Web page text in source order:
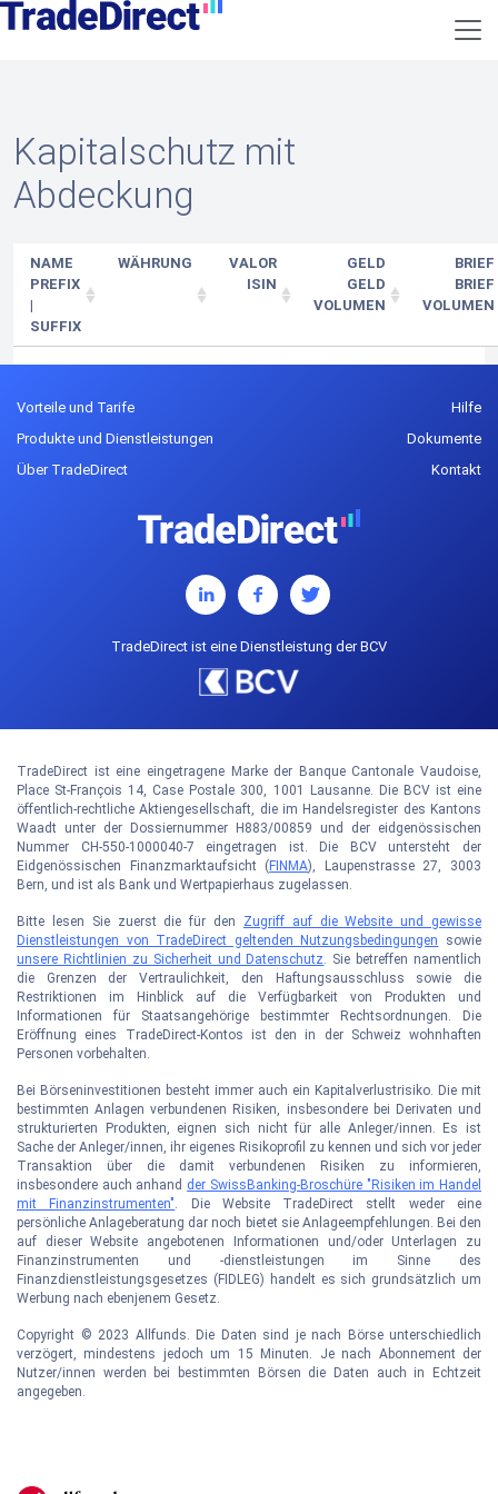
Kapitalschutz mit
Abdeckung
NAME
PREFIX
|
SUFFIX
WÄHRUNG
VALOR
ISIN
GELD
GELD
VOLUMEN
BRIEF
BRIEF
VOLUMEN
Vorteile und Tarife
Produkte und Dienstleistungen
Über TradeDirect
Hilfe
Dokumente
Kontakt
TradeDirect ist eine Dienstleistung der BCV
TradeDirect ist eine eingetragene Marke der Banque Cantonale Vaudoise,
Place St-François 14, Case Postale 300, 1001 Lausanne. Die BCV ist eine
öffentlich-rechtliche Aktiengesellschaft, die im Handelsregister des Kantons
Waadt unter der Dossiernummer H883/00859 und der eidgenössischen
Nummer CH-550-1000040-7 eingetragen ist. Die BCV untersteht der
Eidgenössischen Finanzmarktaufsicht (FINMA), Laupenstrasse 27, 3003
Bern, und ist als Bank und Wertpapierhaus zugelassen.
Bitte lesen Sie zuerst die für den Zugriff auf die Website und gewisse
Dienstleistungen von TradeDirect geltenden Nutzungsbedingungen
sowie
unsere Richtlinien zu Sicherheit und Datenschutz. Sie betreffen namentlich
die Grenzen der Vertraulichkeit, den Haftungsausschluss sowie die
Restriktionen im Hinblick auf die Verfügbarkeit von Produkten und
Informationen für Staatsangehörige bestimmter Rechtsordnungen. Die
Eröffnung eines TradeDirect-Kontos ist den in der Schweiz wohnhaften
Personen vorbehalten.
Bei Börseninvestitionen besteht immer auch ein Kapitalverlustrisiko. Die mit
bestimmten Anlagen verbundenen Risiken, insbesondere bei Derivaten und
strukturierten Produkten, eignen sich nicht für alle Anleger/innen. Es ist
Sache der Anleger/innen, ihr eigenes Risikoprofil zu kennen und sich vor jeder
Transaktion über die damit verbundenen Risiken zu informieren,
insbesondere auch anhand der SwissBanking-Broschüre "Risiken im Handel
mit Finanzinstrumenten". Die Website TradeDirect stellt weder eine
persönliche Anlageberatung dar noch bietet sie Anlageempfehlungen. Bei den
auf dieser Website angebotenen Informationen und/oder Unterlagen zu
Finanzinstrumenten und -dienstleistungen im Sinne des
Finanzdienstleistungsgesetzes (FIDLEG) handelt es sich grundsätzlich um
Werbung nach ebenjenem Gesetz.
Copyright © 2023 Allfunds. Die Daten sind je nach Börse unterschiedlich
verzögert, mindestens jedoch um 15 Minuten. Je nach Abonnement der
Nutzer/innen werden bei bestimmten Börsen die Daten auch in Echtzeit
angegeben.